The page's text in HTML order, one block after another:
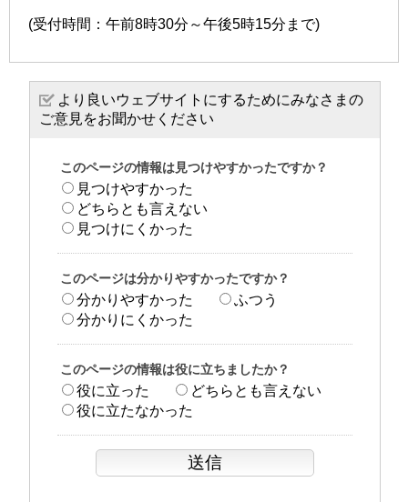
(受付時間：午前8時30分～午後5時15分まで)
より良いウェブサイトにするためにみなさまの
ご意見をお聞かせください
このページの情報は見つけやすかったですか？
見つけやすかった
どちらとも言えない
見つけにくかった
このページは分かりやすかったですか？
分かりやすかった
ふつう
分かりにくかった
このページの情報は役に立ちましたか？
役に立った
どちらとも言えない
役に立たなかった